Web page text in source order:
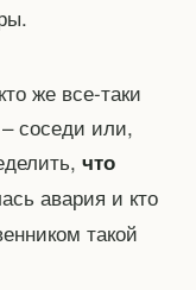
же все-таки
соседи или,
что
авария и кто
такой